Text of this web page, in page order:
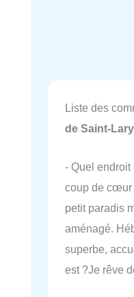
Liste des
de Saint-Lary
- Quel
coup de cœur
petit paradis
aménagé.
superbe,
est ?Je rêve